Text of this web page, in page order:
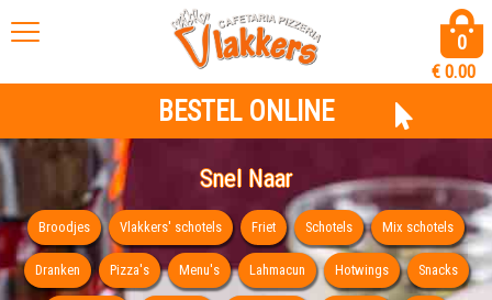
0
€ 0.00
BESTEL ONLINE
Snel Naar
Broodjes Vlakkers' schotels Friet Schotels Mix schotels
Dranken Pizza's Menu's Lahmacun Hotwings Snacks